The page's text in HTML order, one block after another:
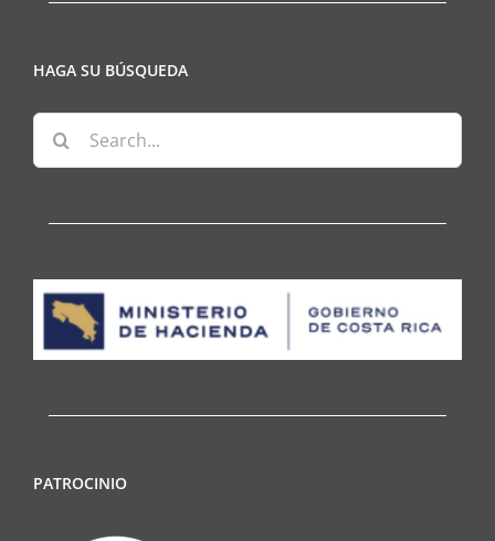
HAGA SU BÚSQUEDA
Search
for:
PATROCINIO